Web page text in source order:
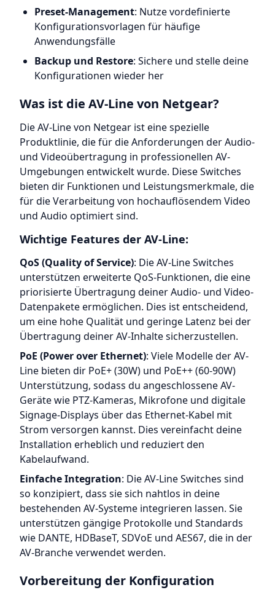
Preset-Management: Nutze vordefinierte
Konfigurationsvorlagen für häufige
Anwendungsfälle
Backup und Restore: Sichere und stelle deine
Konfigurationen wieder her
Was ist die AV-Line von Netgear?
Die AV-Line von Netgear ist eine spezielle
Produktlinie, die für die Anforderungen der Audio-
und Videoübertragung in professionellen AV-
Umgebungen entwickelt wurde. Diese Switches
bieten dir Funktionen und Leistungsmerkmale, die
für die Verarbeitung von hochauflösendem Video
und Audio optimiert sind.
Wichtige Features der AV-Line:
QoS (Quality of Service): Die AV-Line Switches
unterstützen erweiterte QoS-Funktionen, die eine
priorisierte Übertragung deiner Audio- und Video-
Datenpakete ermöglichen. Dies ist entscheidend,
um eine hohe Qualität und geringe Latenz bei der
Übertragung deiner AV-Inhalte sicherzustellen.
PoE (Power over Ethernet): Viele Modelle der AV-
Line bieten dir PoE+ (30W) und PoE++ (60-90W)
Unterstützung, sodass du angeschlossene AV-
Geräte wie PTZ-Kameras, Mikrofone und digitale
Signage-Displays über das Ethernet-Kabel mit
Strom versorgen kannst. Dies vereinfacht deine
Installation erheblich und reduziert den
Kabelaufwand.
Einfache Integration: Die AV-Line Switches sind
so konzipiert, dass sie sich nahtlos in deine
bestehenden AV-Systeme integrieren lassen. Sie
unterstützen gängige Protokolle und Standards
wie DANTE, HDBaseT, SDVoE und AES67, die in der
AV-Branche verwendet werden.
Vorbereitung der Konfiguration